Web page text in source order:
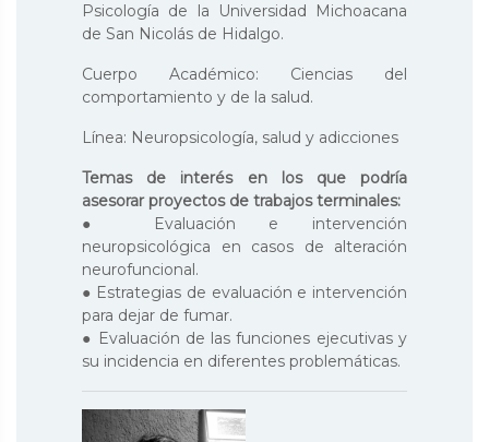
Psicología de la Universidad Michoacana
de San Nicolás de Hidalgo.
Cuerpo Académico: Ciencias del
comportamiento y de la salud.
Línea: Neuropsicología, salud y adicciones
Temas de interés en los que podría
asesorar proyectos de trabajos terminales:
● Evaluación e intervención
neuropsicológica en casos de alteración
neurofuncional.
● Estrategias de evaluación e intervención
para dejar de fumar.
● Evaluación de las funciones ejecutivas y
su incidencia en diferentes problemáticas.